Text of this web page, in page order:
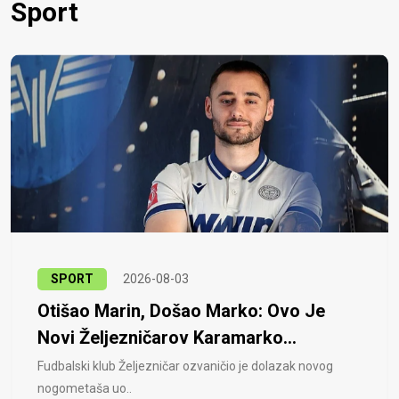
Sport
SPORT 2026-08-03
Otišao Marin, Došao Marko: Ovo Je
Novi Željezničarov Karamarko...
Fudbalski klub Željezničar ozvaničio je dolazak novog
nogometaša uo..